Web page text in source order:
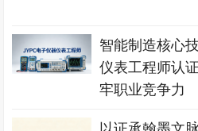
智能制造核心
仪表工程师认
牢职业竞争力